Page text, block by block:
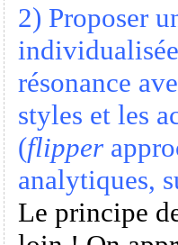
2) Proposer
résonance
styles et les
(flipper
analytiques,
Le principe